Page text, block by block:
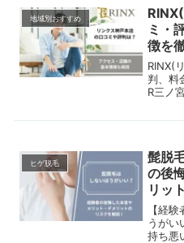
地域別おすすめ
ミ・
徴を
RINX(
判、料
R三ノ
特徴も
ヒゲ脱毛
髭脱
の後
リッ
【経
うがい
持ち悪